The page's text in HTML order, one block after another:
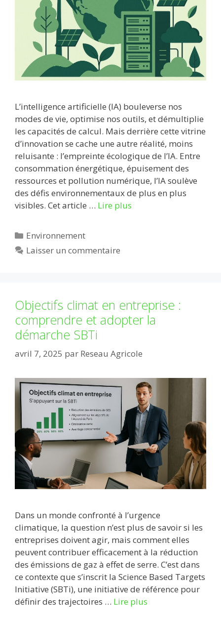
L’intelligence artificielle (IA) bouleverse nos
modes de vie, optimise nos outils, et démultiplie
les capacités de calcul. Mais derrière cette vitrine
d’innovation se cache une autre réalité, moins
reluisante : l’empreinte écologique de l’IA. Entre
consommation énergétique, épuisement des
ressources et pollution numérique, l’IA soulève
des défis environnementaux de plus en plus
visibles. Cet article … Lire plus
Catégories
Environnement
Laisser un commentaire
Objectifs climat en entreprise :
comprendre et adopter la
démarche SBTi
avril 7, 2025 par Reseau Agricole
Dans un monde confronté à l’urgence
climatique, la question n’est plus de savoir si les
entreprises doivent agir, mais comment elles
peuvent contribuer efficacement à la réduction
des émissions de gaz à effet de serre. C’est dans
ce contexte que s’inscrit la Science Based Targets
Initiative (SBTi), une initiative de référence pour
définir des trajectoires … Lire plus